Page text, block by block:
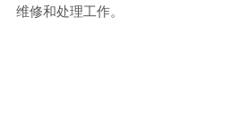
维修和处理工作。